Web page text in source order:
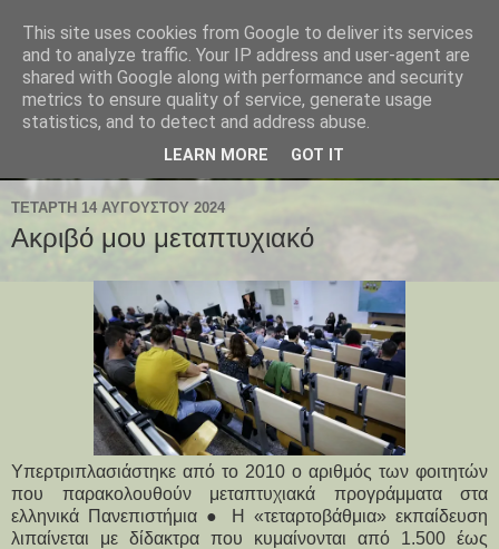
ΤΕΤΆΡΤΗ 14 ΑΥΓΟΎΣΤΟΥ 2024
Ακριβό μου μεταπτυχιακό
Υπερτριπλασιάστηκε από το 2010 ο αριθμός των φοιτητών
που παρακολουθούν μεταπτυχιακά προγράμματα στα
ελληνικά Πανεπιστήμια ● Η «τεταρτοβάθμια» εκπαίδευση
λιπαίνεται με δίδακτρα που κυμαίνονται από 1.500 έως
This site uses cookies from Google to deliver its services
and to analyze traffic. Your IP address and user-agent are
shared with Google along with performance and security
metrics to ensure quality of service, generate usage
statistics, and to detect and address abuse.
LEARN MORE GOT IT